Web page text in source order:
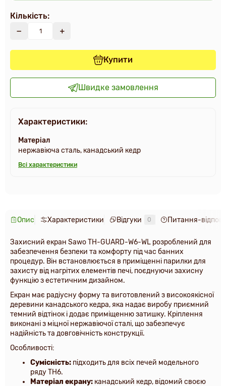
Кількість:
Купити
Швидке замовлення
Характеристики:
Матеріал
нержавіюча сталь, канадський кедр
Всі характеристики
Опис Характеристики Відгуки 0 Питання-
Захисний екран Sawo TH-GUARD-W6-WL розроблений для
забезпечення безпеки та комфорту під час банних
процедур. Він встановлюється в приміщенні парилки для
захисту від нагрітих елементів печі, поєднуючи захисну
функцію з естетичним дизайном.
Екран має радіусну форму та виготовлений з високоякісної
деревини канадського кедра, яка надає виробу приємний
темний відтінок і додає приміщенню затишку. Кріплення
виконані з міцної нержавіючої сталі, що забезпечує
надійність та довговічність конструкції.
Особливості:
Сумісність: підходить для всіх печей модельного
ряду TH6.
Матеріал екрану: канадський кедр, відомий своєю